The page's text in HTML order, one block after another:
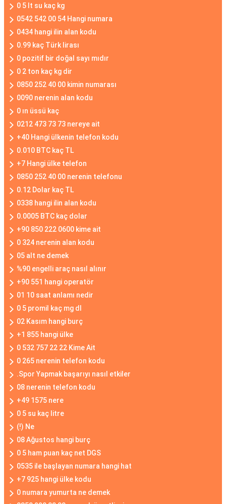
0 5 lt su kaç kg
0542 542 00 54 Hangi numara
0434 hangi ilin alan kodu
0.99 kaç Türk lirası
0 pozitif bir doğal sayı mıdır
0 2 ton kaç kg dir
0850 252 40 00 kimin numarası
0090 nerenin alan kodu
0 ın üssü kaç
0212 473 73 73 nereye ait
+40 Hangi ülkenin telefon kodu
0.010 BTC kaç TL
+7 Hangi ülke telefon
0850 252 40 00 nerenin telefonu
0.12 Dolar kaç TL
0338 hangi ilin alan kodu
0.0005 BTC kaç dolar
+90 850 222 0600 kime ait
0 324 nerenin alan kodu
05 alt ne demek
%90 engelli araç nasıl alınır
+90 551 hangi operatör
01 10 saat anlamı nedir
0 5 promil kaç mg dl
02 Kasım hangi burç
+1 855 hangi ülke
0 532 757 22 22 Kime Ait
0 265 nerenin telefon kodu
.Spor Yapmak başarıyı nasıl etkiler
08 nerenin telefon kodu
+49 1575 nere
0 5 su kaç litre
(!) Ne
08 Ağustos hangi burç
0 5 ham puan kaç net DGS
0535 ile başlayan numara hangi hat
+7 925 hangi ülke kodu
0 numara yumurta ne demek